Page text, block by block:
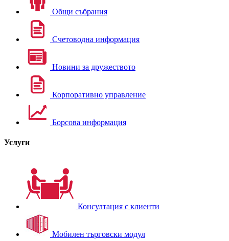
Общи събрания
Счетоводна информация
Новини за дружеството
Корпоративно управление
Борсова информация
Услуги
Консултация с клиенти
Мобилен търговски модул